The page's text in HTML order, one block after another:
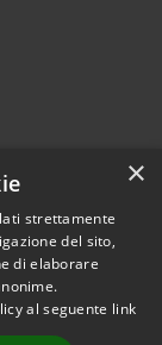
• Comune di
• Powered by
×
strettamente
del sito,
di elaborare
al seguente link